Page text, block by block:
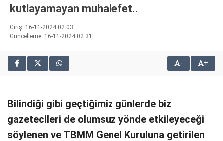
bonusu
siteler
2025
bonusu
veren
giriş
kutlayamayan muhalefet..
Giriş: 16-11-2024 02:03
Güncelleme: 16-11-2024 02:31
- +
Bilindiği gibi geçtiğimiz günlerde biz
gazetecileri de olumsuz yönde etkileyeceği
söylenen ve TBMM Genel Kuruluna getirilen